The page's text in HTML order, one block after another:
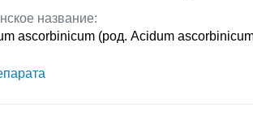
название:
ascorbinicum (род. Acidum